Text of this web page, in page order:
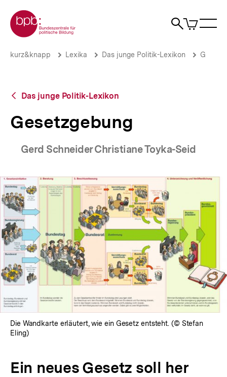
zum
Seiteninhalt
springen
Zur Startseite der bpb
Suche
Artikel
im
Gesetzgebung
Brotkrümelnavigation
Pfadnavigation
kurz&knapp Lexika Das junge Politik-Lexikon G
Zurück
Übersicht
Das junge Politik-Lexikon
Gesetzgebung
Gerd Schneider Christiane Toyka-Seid
Die Wandkarte erläutert, wie ein Gesetz entsteht. (© Stefan
Eling)
Ein neues Gesetz soll her